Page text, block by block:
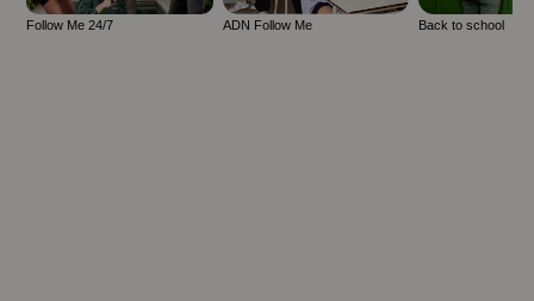
Follow Me 24/7 ADN Follow Me Back to school